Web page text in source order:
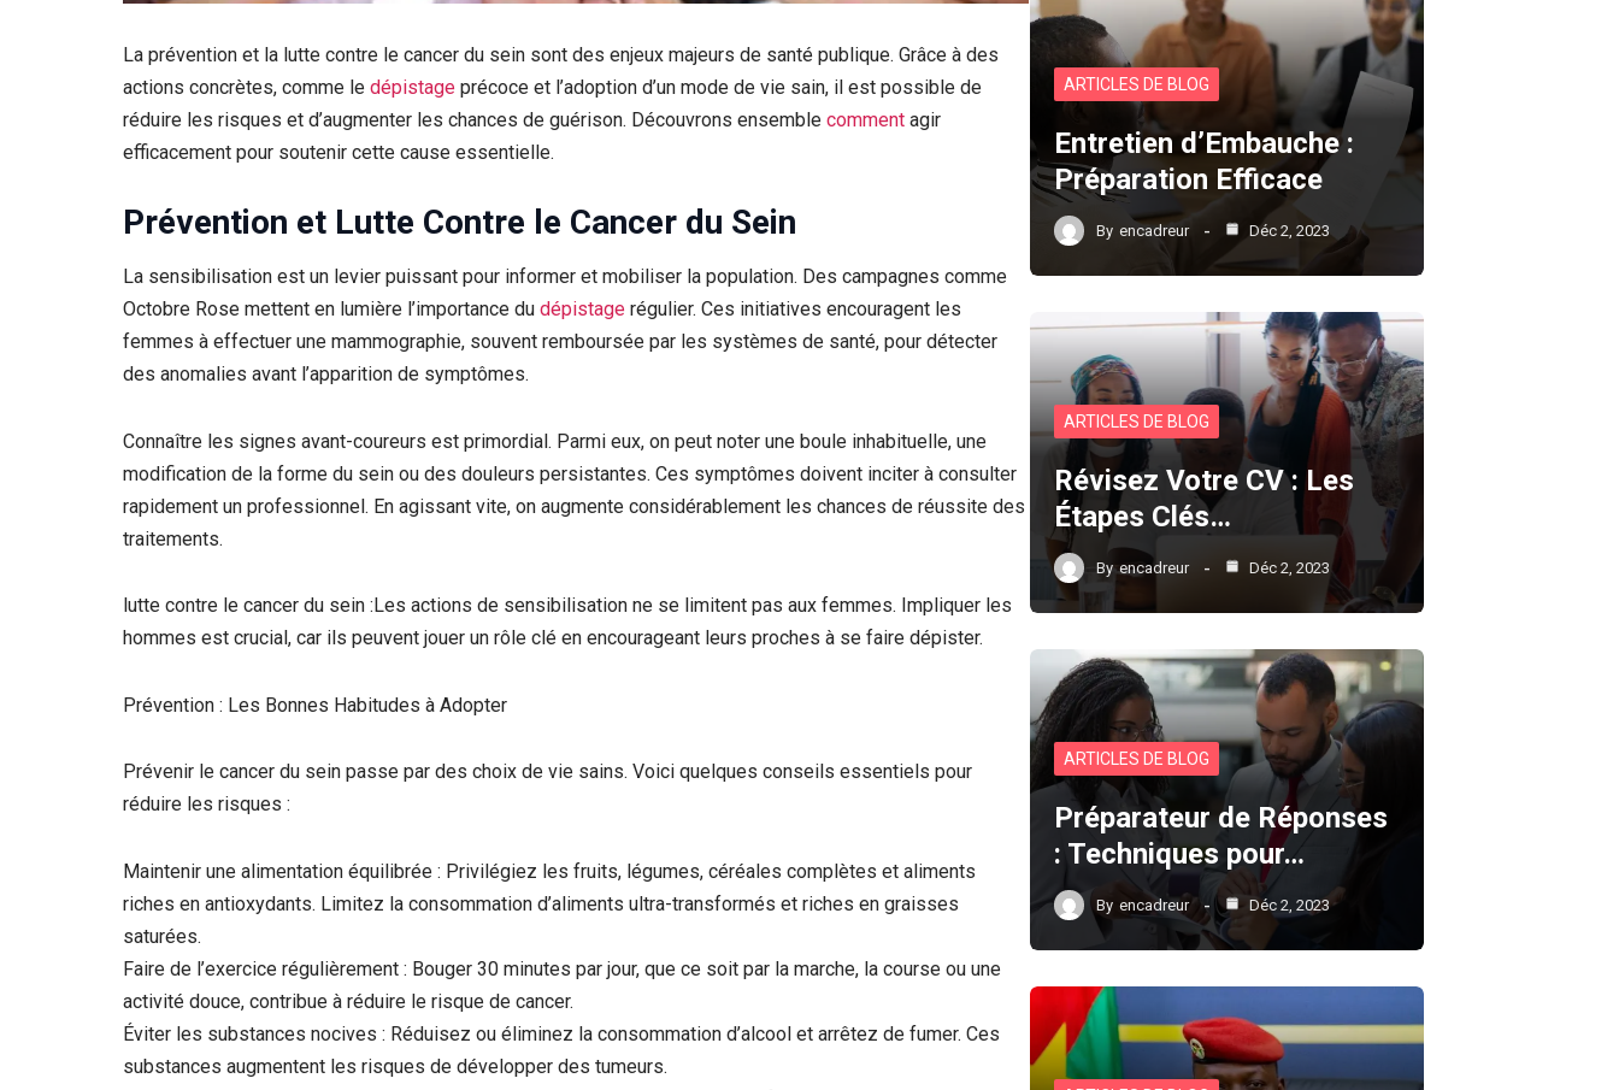
La prévention et la lutte contre le cancer du sein sont des enjeux majeurs de santé publique. Grâce à des
actions concrètes, comme le dépistage précoce et l’adoption d’un mode de vie sain, il est possible de
réduire les risques et d’augmenter les chances de guérison. Découvrons ensemble comment agir
efficacement pour soutenir cette cause essentielle.
Prévention et Lutte Contre le Cancer du Sein
La sensibilisation est un levier puissant pour informer et mobiliser la population. Des campagnes comme
Octobre Rose mettent en lumière l’importance du dépistage régulier. Ces initiatives encouragent les
femmes à effectuer une mammographie, souvent remboursée par les systèmes de santé, pour détecter
des anomalies avant l’apparition de symptômes.
Connaître les signes avant-coureurs est primordial. Parmi eux, on peut noter une boule inhabituelle, une
modification de la forme du sein ou des douleurs persistantes. Ces symptômes doivent inciter à consulter
rapidement un professionnel. En agissant vite, on augmente considérablement les chances de réussite des
traitements.
lutte contre le cancer du sein :Les actions de sensibilisation ne se limitent pas aux femmes. Impliquer les
hommes est crucial, car ils peuvent jouer un rôle clé en encourageant leurs proches à se faire dépister.
Prévention : Les Bonnes Habitudes à Adopter
Prévenir le cancer du sein passe par des choix de vie sains. Voici quelques conseils essentiels pour
réduire les risques :
Maintenir une alimentation équilibrée : Privilégiez les fruits, légumes, céréales complètes et aliments
riches en antioxydants. Limitez la consommation d’aliments ultra-transformés et riches en graisses
saturées.
Faire de l’exercice régulièrement : Bouger 30 minutes par jour, que ce soit par la marche, la course ou une
activité douce, contribue à réduire le risque de cancer.
Éviter les substances nocives : Réduisez ou éliminez la consommation d’alcool et arrêtez de fumer. Ces
substances augmentent les risques de développer des tumeurs.
ARTICLES DE BLOG
Entretien d’Embauche :
Préparation Efficace
By encadreur Déc 2, 2023
ARTICLES DE BLOG
Révisez Votre CV : Les
Étapes Clés…
By encadreur Déc 2, 2023
ARTICLES DE BLOG
Préparateur de Réponses
: Techniques pour…
By encadreur Déc 2, 2023